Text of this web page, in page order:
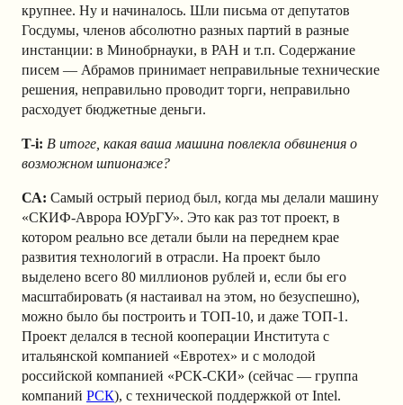
крупнее. Ну и начиналось. Шли письма от депутатов
Госдумы, членов абсолютно разных партий в разные
инстанции: в Минобрнауки, в РАН и т.п. Содержание
писем — Абрамов принимает неправильные технические
решения, неправильно проводит торги, неправильно
расходует бюджетные деньги.
T-i: В итоге, какая ваша машина повлекла обвинения о
возможном шпионаже?
СА: Самый острый период был, когда мы делали машину
«СКИФ-Аврора ЮУрГУ». Это как раз тот проект, в
котором реально все детали были на переднем крае
развития технологий в отрасли. На проект было
выделено всего 80 миллионов рублей и, если бы его
масштабировать (я настаивал на этом, но безуспешно),
можно было бы построить и ТОП-10, и даже ТОП-1.
Проект делался в тесной кооперации Института с
итальянской компанией «Евротех» и с молодой
российской компанией «РСК-СКИ» (сейчас — группа
компаний РСК), с технической поддержкой от Intel.